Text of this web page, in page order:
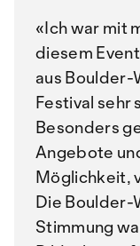
Ich war mit
diesem
aus
Festival sehr
Besonders
Angebote
Möglichkeit,
Die Boulder-
Stimmung